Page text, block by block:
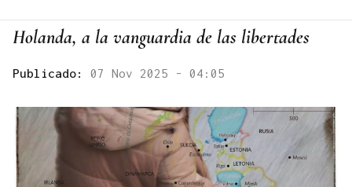
Holanda, a la vanguardia de las libertades
Publicado: 07 Nov 2025 - 04:05